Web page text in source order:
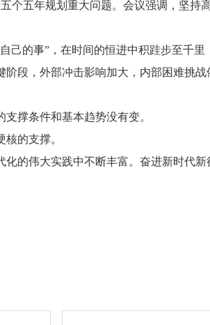
个五年规划重大问题。会议强调，坚
的事”，在时间的恒进中积跬步至千里
段，外部冲击影响加大，内部困难挑
撑条件和基本趋势没有变。
的支撑。
的伟大实践中不断丰富。奋进新时代